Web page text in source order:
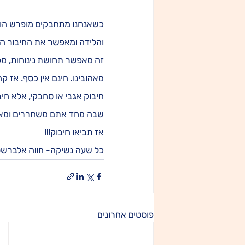
כשאנחנו מתחבקים מופרש
והלידה ומאפשר את החיבור
זה מאפשר תחושת נינוחות,
חיבוק אגבי או סחבקי, אלא
שבה מחד אתם משחררים
אז תביאו חיבוק!!!
כל שעה נשיקה- חווה
פוסטים אחרונים